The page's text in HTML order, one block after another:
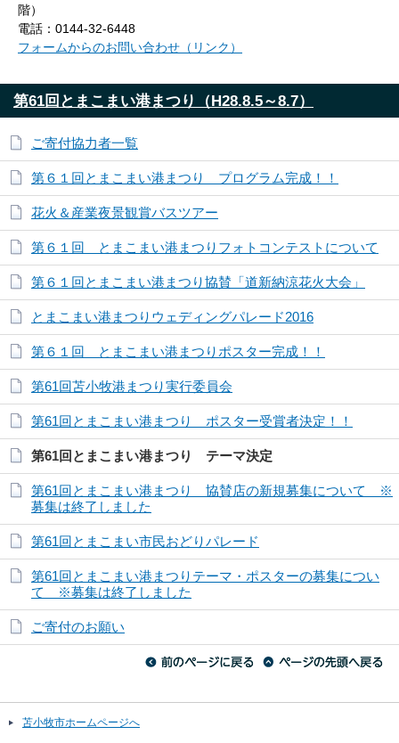
階）
電話：0144-32-6448
フォームからのお問い合わせ（リンク）
第61回とまこまい港まつり（H28.8.5～8.7）
ご寄付協力者一覧
第６１回とまこまい港まつり プログラム完成！！
花火＆産業夜景観賞バスツアー
第６１回 とまこまい港まつりフォトコンテストについて
第６１回とまこまい港まつり協賛「道新納涼花火大会」
とまこまい港まつりウェディングパレード2016
第６１回 とまこまい港まつりポスター完成！！
第61回苫小牧港まつり実行委員会
第61回とまこまい港まつり ポスター受賞者決定！！
第61回とまこまい港まつり テーマ決定
第61回とまこまい港まつり 協賛店の新規募集について ※
募集は終了しました
第61回とまこまい市民おどりパレード
第61回とまこまい港まつりテーマ・ポスターの募集につい
て ※募集は終了しました
ご寄付のお願い
苫小牧市ホームページへ